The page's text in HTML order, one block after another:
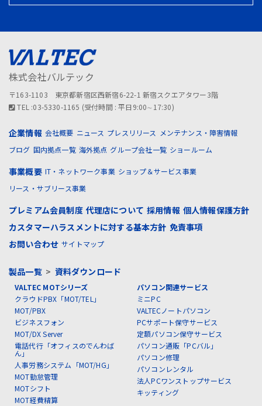
株式会社バルテック
〒163-1103 東京都新宿区西新宿6-22-1 新宿スクエアタワー3階
TEL :03-5330-1165 (受付時間 : 平日9:00∼17:30)
企業情報 会社概要 ニュース プレスリリース メンテナンス・障害情報
ブログ 国内拠点一覧 海外拠点 グループ会社一覧 ショールーム
事業概要 IT・ネットワーク事業 ショップ＆サービス事業
リース・サブリース事業
プレミアム会員制度 代理店について 採用情報 個人情報保護方針
カスタマーハラスメントに対する基本方針 免責事項
お問い合わせ サイトマップ
製品一覧> 資料ダウンロード
VALTEC MOTシリーズ
クラウドPBX「MOT/TEL」
MOT/PBX
ビジネスフォン
MOT/DX Server
電話代行「オフィスのでんわば
ん」
人事労務システム「MOT/HG」
MOT勤怠管理
MOTシフト
MOT経費精算
パソコン関連サービス
ミニPC
VALTECノートパソコン
PCサポート保守サービス
定額パソコン保守サービス
パソコン通販「PCバル」
パソコン修理
パソコンレンタル
法人PCワンストップサービス
キッティング